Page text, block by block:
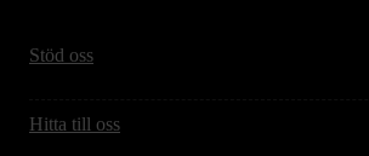
Stöd oss
Hitta till oss